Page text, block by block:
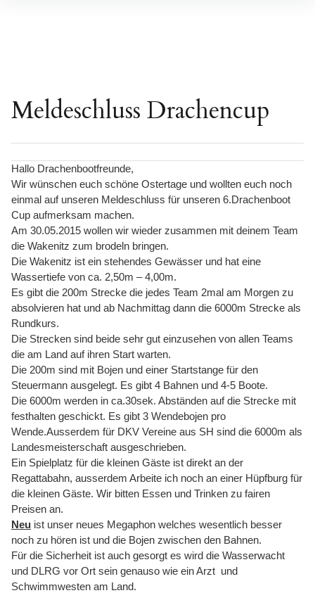
Meldeschluss Drachencup
Hallo Drachenbootfreunde,
Wir wünschen euch schöne Ostertage und wollten euch noch
einmal auf unseren Meldeschluss für unseren 6.Drachenboot
Cup aufmerksam machen.
Am 30.05.2015 wollen wir wieder zusammen mit deinem Team
die Wakenitz zum brodeln bringen.
Die Wakenitz ist ein stehendes Gewässer und hat eine
Wassertiefe von ca. 2,50m – 4,00m.
Es gibt die 200m Strecke die jedes Team 2mal am Morgen zu
absolvieren hat und ab Nachmittag dann die 6000m Strecke als
Rundkurs.
Die Strecken sind beide sehr gut einzusehen von allen Teams
die am Land auf ihren Start warten.
Die 200m sind mit Bojen und einer Startstange für den
Steuermann ausgelegt. Es gibt 4 Bahnen und 4-5 Boote.
Die 6000m werden in ca.30sek. Abständen auf die Strecke mit
festhalten geschickt. Es gibt 3 Wendebojen pro
Wende.Ausserdem für DKV Vereine aus SH sind die 6000m als
Landesmeisterschaft ausgeschrieben.
Ein Spielplatz für die kleinen Gäste ist direkt an der
Regattabahn, ausserdem Arbeite ich noch an einer Hüpfburg für
die kleinen Gäste. Wir bitten Essen und Trinken zu fairen
Preisen an.
Neu ist unser neues Megaphon welches wesentlich besser
noch zu hören ist und die Bojen zwischen den Bahnen.
Für die Sicherheit ist auch gesorgt es wird die Wasserwacht
und DLRG vor Ort sein genauso wie ein Arzt und
Schwimmwesten am Land.